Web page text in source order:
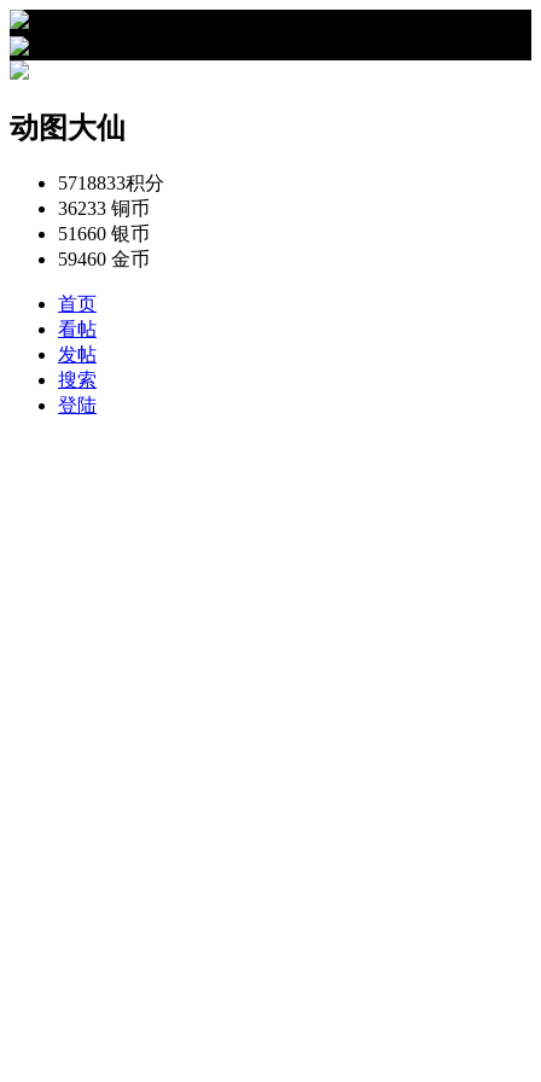
动图大仙
5718833积分
36233 铜币
51660 银币
59460 金币
首页
看帖
发帖
搜索
登陆